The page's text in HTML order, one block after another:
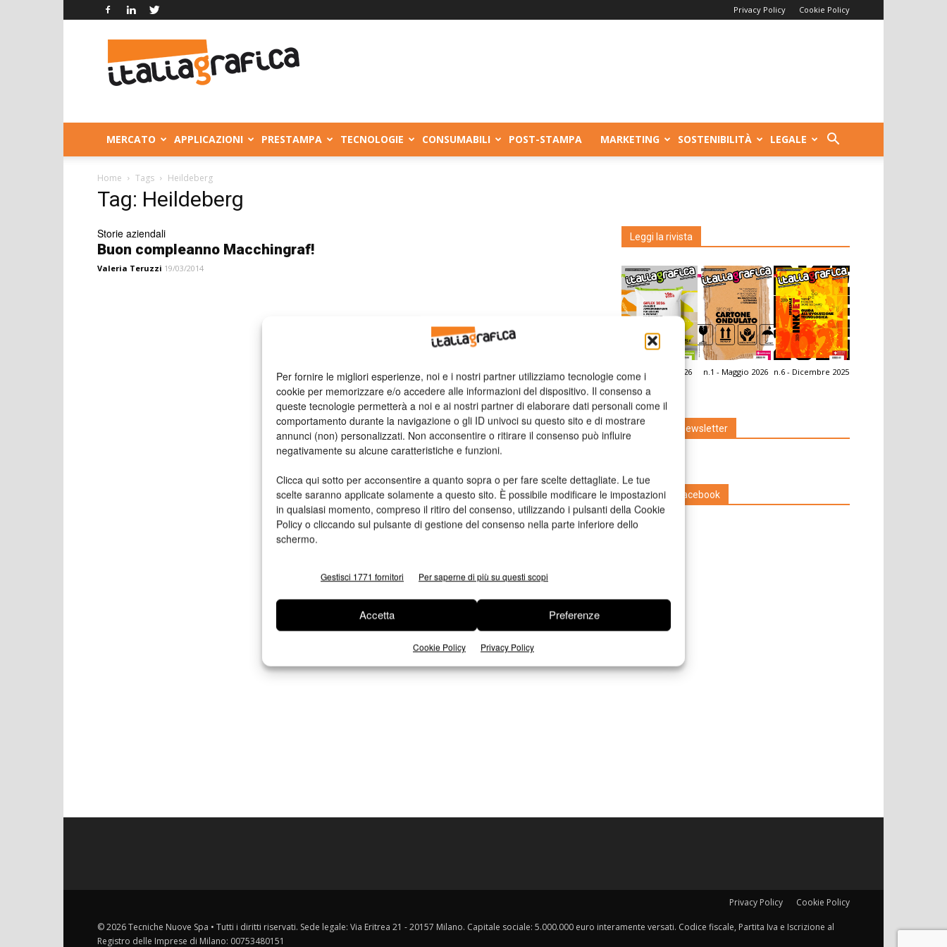
Per fornire le migliori esperienze, noi e i nostri partner utilizziamo tecnologie come i
cookie per memorizzare e/o accedere alle informazioni del dispositivo. Il consenso a
queste tecnologie permetterà a noi e ai nostri partner di elaborare dati personali come il
comportamento durante la navigazione o gli ID univoci su questo sito e di mostrare
annunci (non) personalizzati. Non acconsentire o ritirare il consenso può influire
negativamente su alcune caratteristiche e funzioni.
Clicca qui sotto per acconsentire a quanto sopra o per fare scelte dettagliate. Le tue
scelte saranno applicate solamente a questo sito. È possibile modificare le impostazioni
in qualsiasi momento, compreso il ritiro del consenso, utilizzando i pulsanti della Cookie
Policy o cliccando sul pulsante di gestione del consenso nella parte inferiore dello
schermo.
Gestisci 1771 fornitori Per saperne di più su questi scopi
Accetta Preferenze
Cookie Policy Privacy Policy
Privacy Policy Cookie Policy
Grafica
MERCATO APPLICAZIONI PRESTAMPA TECNOLOGIE CONSUMABILI POST-STAMPA MARKETING SOSTENIBILITÀ LEGALE
Home Tags Heildeberg
Tag: Heildeberg
Storie aziendali
Buon compleanno Macchingraf!
Valeria Teruzzi 19/03/2014
Leggi la rivista
n.2 - Giugno 2026 n.1 - Maggio 2026 n.6 - Dicembre 2025
Edicola Web
Iscriviti alla newsletter
Seguici su Facebook
Privacy Policy Cookie Policy
© 2026 Tecniche Nuove Spa • Tutti i diritti riservati. Sede legale: Via Eritrea 21 - 20157 Milano. Capitale sociale: 5.000.000 euro interamente versati. Codice fiscale, Partita Iva e Iscrizione al
Registro delle Imprese di Milano: 00753480151